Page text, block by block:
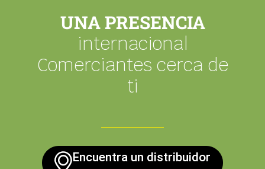
UNA PRESENCIA
internacional
Comerciantes cerca de
ti
Encuentra un distribuidor